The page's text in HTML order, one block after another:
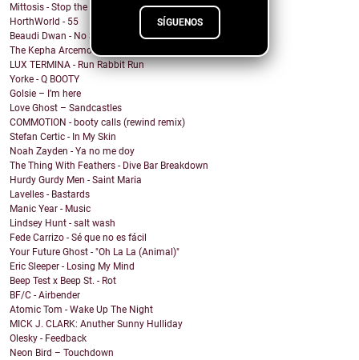
SÍGUENOS
Mittosis - Stop the questions
HorthWorld - 55
Beaudi Dwan - No Sense To Me
The Kepha Arcemont Experiment - Southern Boy
LUX TERMINA - Run Rabbit Run
Yorke - Q BOOTY
Golsie – I’m here
Love Ghost – Sandcastles
COMMOTION - booty calls (rewind remix)
Stefan Certic - In My Skin
Noah Zayden - Ya no me doy
The Thing With Feathers - Dive Bar Breakdown
Hurdy Gurdy Men - Saint Maria
Lavelles - Bastards
Manic Year - Music
Lindsey Hunt - salt wash
Fede Carrizo - Sé que no es fácil
Your Future Ghost - "Oh La La (Animal)"
Eric Sleeper - Losing My Mind
Beep Test x Beep St. - Rot
BF/C - Airbender
Atomic Tom - Wake Up The Night
MICK J. CLARK: Anuther Sunny Hulliday
Olesky - Feedback
Neon Bird – Touchdown